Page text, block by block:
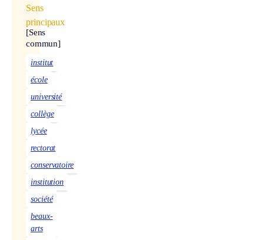
Sens
principaux
[Sens
commun]
institut
école
université
collège
lycée
rectorat
conservatoire
institution
société
beaux-
arts